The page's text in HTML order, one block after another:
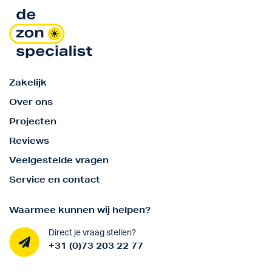
Zakelijk
Over ons
Projecten
Reviews
Veelgestelde vragen
Service en contact
Waarmee kunnen wij helpen?
Direct je vraag stellen?
+31 (0)73 203 22 77